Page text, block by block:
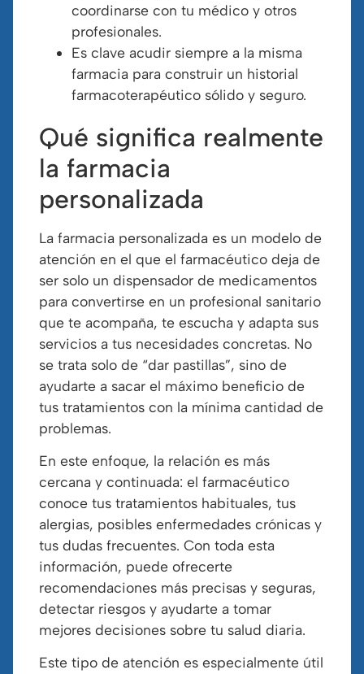
coordinarse con tu médico y otros
profesionales.
Es clave acudir siempre a la misma
farmacia para construir un historial
farmacoterapéutico sólido y seguro.
Qué significa realmente
la farmacia
personalizada
La farmacia personalizada es un modelo de
atención en el que el farmacéutico deja de
ser solo un dispensador de medicamentos
para convertirse en un profesional sanitario
que te acompaña, te escucha y adapta sus
servicios a tus necesidades concretas. No
se trata solo de “dar pastillas”, sino de
ayudarte a sacar el máximo beneficio de
tus tratamientos con la mínima cantidad de
problemas.
En este enfoque, la relación es más
cercana y continuada: el farmacéutico
conoce tus tratamientos habituales, tus
alergias, posibles enfermedades crónicas y
tus dudas frecuentes. Con toda esta
información, puede ofrecerte
recomendaciones más precisas y seguras,
detectar riesgos y ayudarte a tomar
mejores decisiones sobre tu salud diaria.
Este tipo de atención es especialmente útil